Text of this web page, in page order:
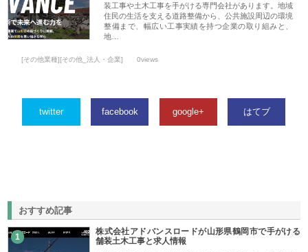
装工事や土木工事を手がける専門会社があります。地域
住民の生活を支える道路整備から、公共施設周辺の環境
整備まで、幅広い工事実績を持つ企業の取り組みと、
地…
[その他業種][その他_法人・企業] 0views
twitter facebook google+ はてブ
おすすめ記事
1
株式会社アドバンスロードが山形県鶴岡市で手がける
舗装土木工事と求人情報